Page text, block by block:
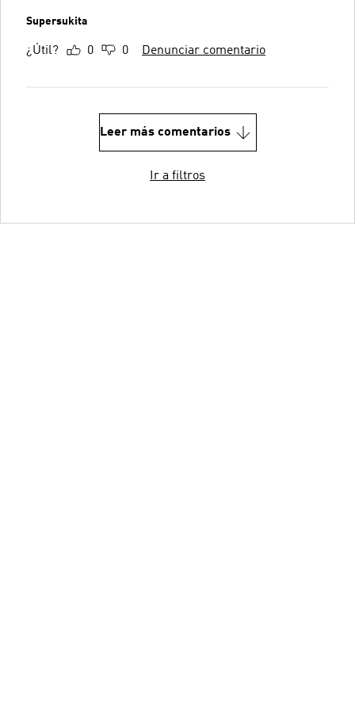
Supersukita
¿Útil? 0 0 Denunciar comentario
Leer más comentarios
Ir a filtros